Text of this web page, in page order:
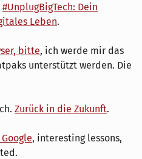
#UnplugBigTech: Dein
Leben.
bitte, ich werde mir das
unterstützt werden. Die
Zurück in die Zukunft.
, interesting lessons,